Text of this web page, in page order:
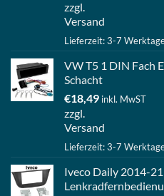
zzgl.
Versand
Lieferzeit: 3-7
VW T5 1 DIN Fach
Schacht
€18,49 inkl. MwST
zzgl.
Versand
Lieferzeit: 3-7
Iveco Daily 2014-